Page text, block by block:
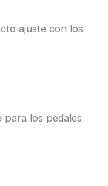
ajuste con los
para los pedales